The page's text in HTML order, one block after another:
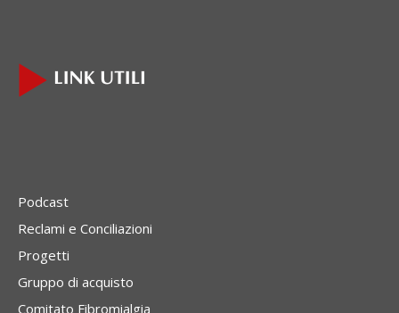
Podcast
Reclami e Conciliazioni
Progetti
Gruppo di acquisto
Comitato Fibromialgia